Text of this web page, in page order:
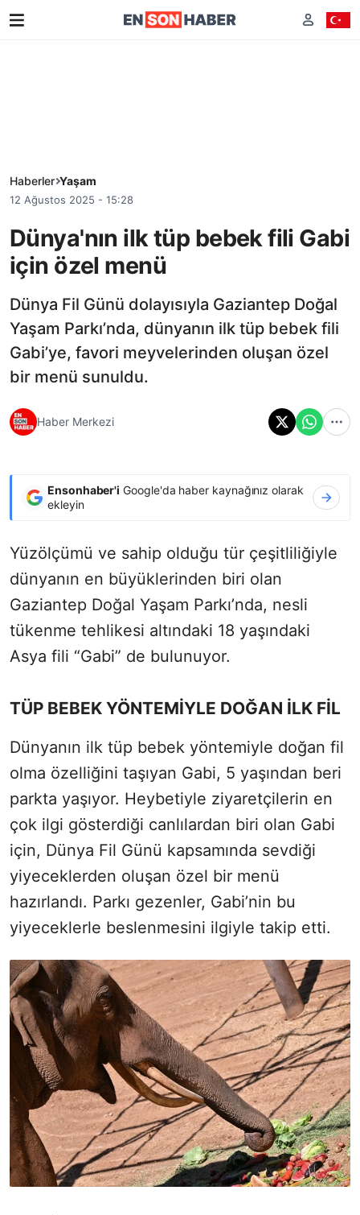
Haberler Yaşam
12 Ağustos 2025 - 15:28
Dünya'nın ilk tüp bebek fili Gabi
için özel menü
Dünya Fil Günü dolayısıyla Gaziantep Doğal
Yaşam Parkı’nda, dünyanın ilk tüp bebek fili
Gabi’ye, favori meyvelerinden oluşan özel
bir menü sunuldu.
Haber Merkezi
Ensonhaber'i Google'da haber kaynağınız olarak
ekleyin
Yüzölçümü ve sahip olduğu tür çeşitliliğiyle
dünyanın en büyüklerinden biri olan
Gaziantep Doğal Yaşam Parkı’nda, nesli
tükenme tehlikesi altındaki 18 yaşındaki
Asya fili “Gabi” de bulunuyor.
TÜP BEBEK YÖNTEMİYLE DOĞAN İLK FİL
Dünyanın ilk tüp bebek yöntemiyle doğan fil
olma özelliğini taşıyan Gabi, 5 yaşından beri
parkta yaşıyor. Heybetiyle ziyaretçilerin en
çok ilgi gösterdiği canlılardan biri olan Gabi
için, Dünya Fil Günü kapsamında sevdiği
yiyeceklerden oluşan özel bir menü
hazırlandı. Parkı gezenler, Gabi’nin bu
yiyeceklerle beslenmesini ilgiyle takip etti.